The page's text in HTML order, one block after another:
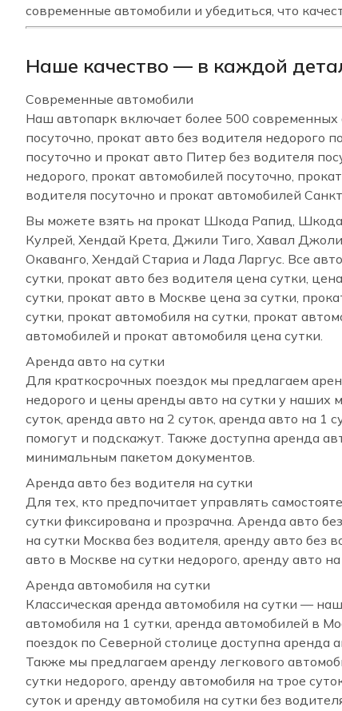
современные автомобили и убедиться, что
Наше качество — в каждой
Современные автомобили
Наш автопарк включает более 500
посуточно, прокат авто без водителя недорого
посуточно и прокат авто Питер без водителя
недорого, прокат автомобилей посуточно,
водителя посуточно и прокат автомобилей
Вы можете взять на прокат Шкода Рапид,
Кулрей, Хендай Крета, Джили Тиго, Хавал
Окаванго, Хендай Стариа и Лада Ларгус. Все
сутки, прокат авто без водителя цена сутки,
сутки, прокат авто в Москве цена за сутки,
сутки, прокат автомобиля на сутки, прокат
автомобилей и прокат автомобиля цена сутки.
Аренда авто на сутки
Для краткосрочных поездок мы предлагаем
недорого и цены аренды авто на сутки у наших
суток, аренда авто на 2 суток, аренда авто на
помогут и подскажут. Также доступна аренда
минимальным пакетом документов.
Аренда авто без водителя на сутки
Для тех, кто предпочитает управлять
сутки фиксирована и прозрачна. Аренда авто
на сутки Москва без водителя, аренду авто без
авто в Москве на сутки недорого, аренду авто
Аренда автомобиля на сутки
Классическая аренда автомобиля на сутки —
автомобиля на 1 сутки, аренда автомобилей в
поездок по Северной столице доступна аренда
Также мы предлагаем аренду легкового
сутки недорого, аренду автомобиля на трое
суток и аренду автомобиля на сутки без